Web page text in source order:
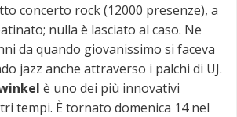
concerto rock (12000 presenze), a
nulla è lasciato al caso. Ne
da quando giovanissimo si faceva
jazz anche attraverso i palchi di UJ.
è uno dei più innovativi
tempi. È tornato domenica 14 nel